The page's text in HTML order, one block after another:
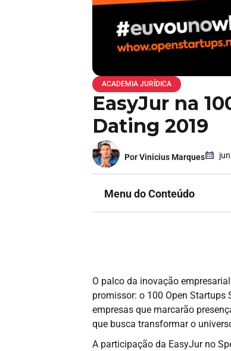
ACADEMIA JURÍDICA
EasyJur na
Dating 2019
Por Vinicius Marques
Menu do Conteúdo
O palco da inovação
promissor: o 100 Open Startups
empresas que marcarão
que busca transformar o
A participação da EasyJur no